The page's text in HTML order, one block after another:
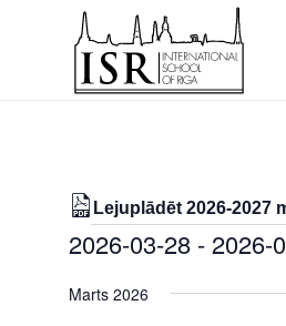
Lejuplādēt 2026-2027
Notikumi
2026-03-28 - 2026-
date.
Marts 2026